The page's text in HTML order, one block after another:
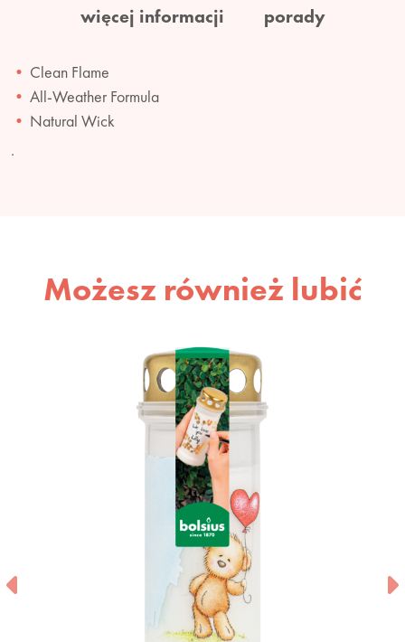
więcej informacji porady
Clean Flame
All-Weather Formula
Natural Wick
.
Możesz również lubić